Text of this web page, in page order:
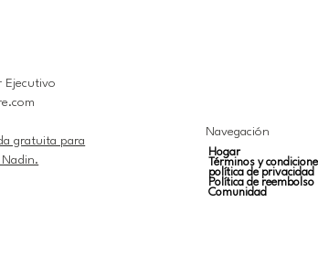
Ejecutivo
gratuita para
Navegación
Hogar
Términos y
política de privacidad
Política de reembolso
Comunidad